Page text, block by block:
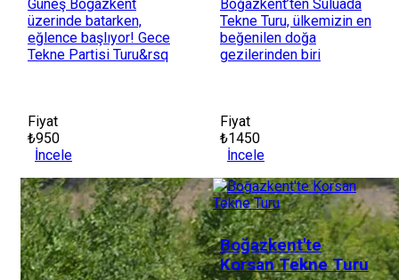
Güneş Bogazkent
üzerinde batarken,
eğlence başlıyor! Gece
Tekne Partisi Turu&rsq
Fiyat
₺950
İncele
Boğazkent’ten Suluada
Tekne Turu, ülkemizin en
beğenilen doğa
gezilerinden biri
Fiyat
₺1450
İncele
Boğazkent'te
Korsan Tekne Turu